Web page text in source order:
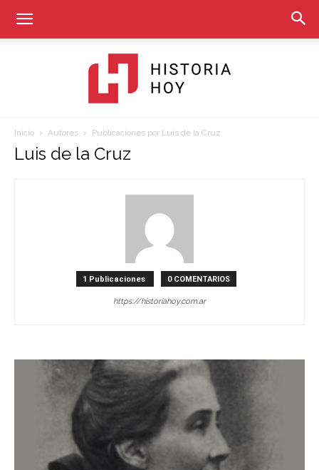
Historia
Inicio Autores Publicaciones por Luis de la Cruz
Luis de la Cruz
1 Publicaciones 0 COMENTARIOS
https://historiahoy.com.ar